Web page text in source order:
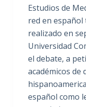
Estudios de
red en
realizado en
Universidad
el debate, a
académicos de
español como